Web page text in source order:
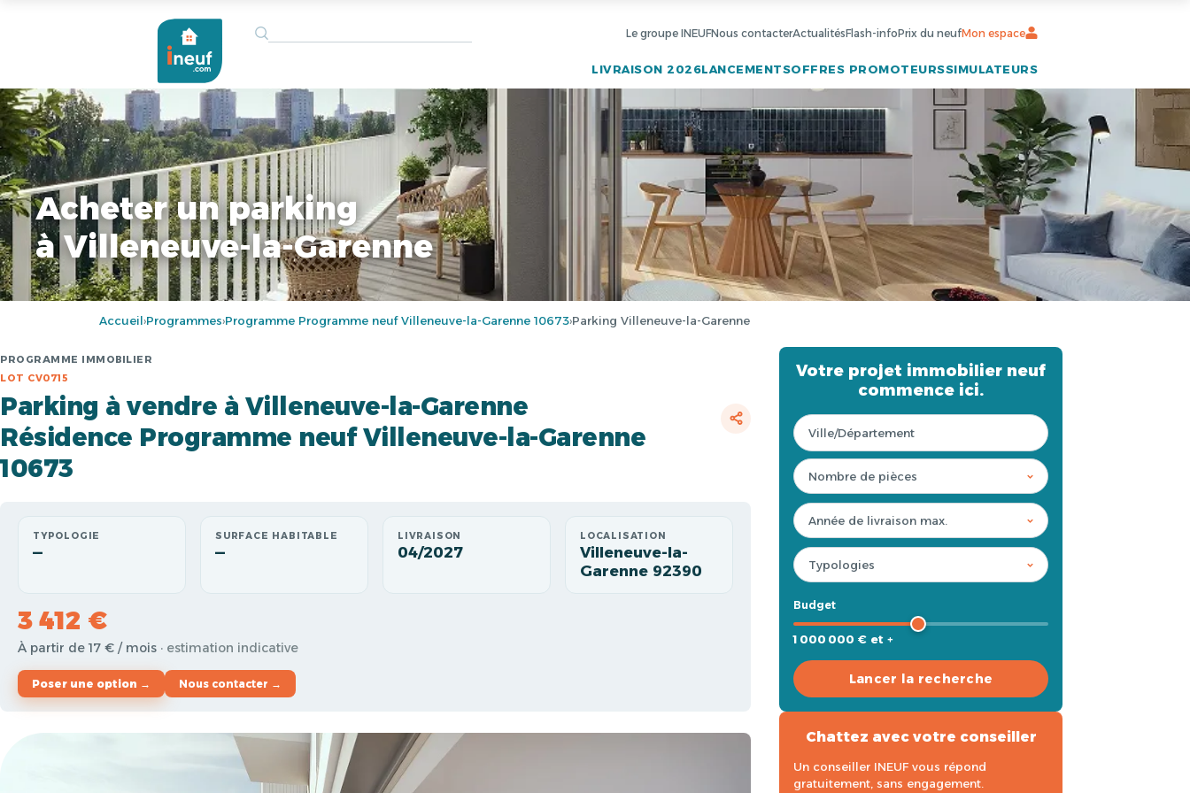
Le groupe INEUFNous contacterActualitésFlash-infoPrix du neufMon espace
LIVRAISON 2026LANCEMENTSOFFRES PROMOTEURSSIMULATEURS
Acheter un parking
à Villeneuve-la-Garenne
Accueil›Programmes›Programme Programme neuf Villeneuve-la-Garenne 10673›Parking Villeneuve-la-Garenne
PROGRAMME IMMOBILIER
LOT CV0715
Parking à vendre à Villeneuve-la-Garenne
Résidence Programme neuf Villeneuve-la-Garenne
10673
TYPOLOGIE
—
SURFACE HABITABLE
—
LIVRAISON
04/2027
LOCALISATION
Villeneuve-la-
Garenne 92390
3 412 €
À partir de 17 € / mois · estimation indicative
Poser une option → Nous contacter →
Votre projet immobilier neuf
commence ici.
Budget
1 000 000 € et +
Lancer la recherche
Chattez avec votre conseiller
Un conseiller INEUF vous répond
gratuitement, sans engagement.